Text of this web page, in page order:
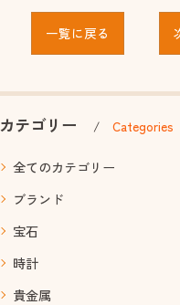
一覧に戻る
カテゴリー Categories
全てのカテゴリー
ブランド
宝石
時計
貴金属